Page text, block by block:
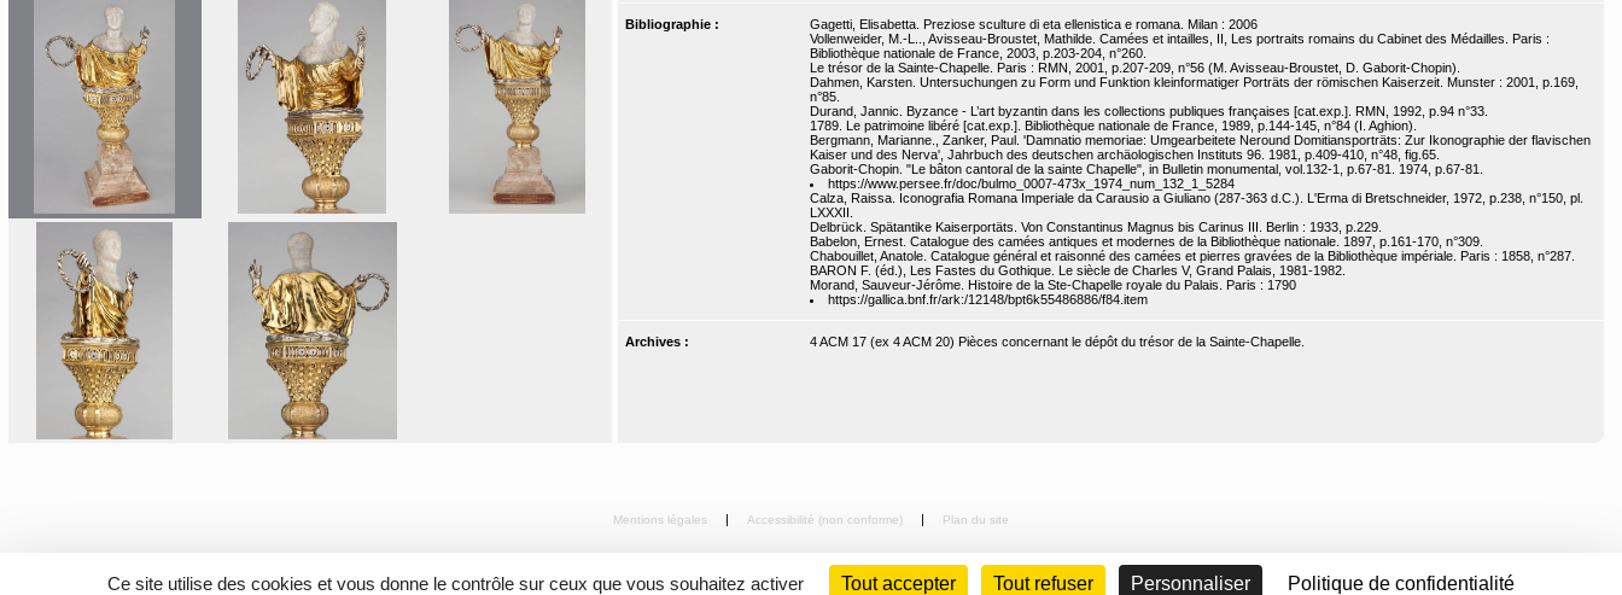
Bibliographie :
Gagetti, Elisabetta. Preziose sculture di eta ellenistica e romana. Milan : 2006
Vollenweider, M.-L.., Avisseau-Broustet, Mathilde. Camées et intailles, II, Les portraits romains du Cabinet des Médailles. Paris :
Bibliothèque nationale de France, 2003, p.203-204, n°260.
Le trésor de la Sainte-Chapelle. Paris : RMN, 2001, p.207-209, n°56 (M. Avisseau-Broustet, D. Gaborit-Chopin).
Dahmen, Karsten. Untersuchungen zu Form und Funktion kleinformatiger Porträts der römischen Kaiserzeit. Munster : 2001, p.169,
n°85.
Durand, Jannic. Byzance - L’art byzantin dans les collections publiques françaises [cat.exp.]. RMN, 1992, p.94 n°33.
1789. Le patrimoine libéré [cat.exp.]. Bibliothèque nationale de France, 1989, p.144-145, n°84 (I. Aghion).
Bergmann, Marianne., Zanker, Paul. 'Damnatio memoriae: Umgearbeitete Neround Domitiansporträts: Zur Ikonographie der flavischen
Kaiser und des Nerva', Jahrbuch des deutschen archäologischen Instituts 96. 1981, p.409-410, n°48, fig.65.
Gaborit-Chopin. "Le bâton cantoral de la sainte Chapelle", in Bulletin monumental, vol.132-1, p.67-81. 1974, p.67-81.
https://www.persee.fr/doc/bulmo_0007-473x_1974_num_132_1_5284
Calza, Raissa. Iconografia Romana Imperiale da Carausio a Giuliano (287-363 d.C.). L'Erma di Bretschneider, 1972, p.238, n°150, pl.
LXXXII.
Delbrück. Spätantike Kaiserportäts. Von Constantinus Magnus bis Carinus III. Berlin : 1933, p.229.
Babelon, Ernest. Catalogue des camées antiques et modernes de la Bibliothèque nationale. 1897, p.161-170, n°309.
Chabouillet, Anatole. Catalogue général et raisonné des camées et pierres gravées de la Bibliothèque impériale. Paris : 1858, n°287.
BARON F. (éd.), Les Fastes du Gothique. Le siècle de Charles V, Grand Palais, 1981-1982.
Morand, Sauveur-Jérôme. Histoire de la Ste-Chapelle royale du Palais. Paris : 1790
https://gallica.bnf.fr/ark:/12148/bpt6k55486886/f84.item
Archives : 4 ACM 17 (ex 4 ACM 20) Pièces concernant le dépôt du trésor de la Sainte-Chapelle.
Mentions légales Accessibilité (non conforme) Plan du site
Ce site utilise des cookies et vous donne le contrôle sur ceux que vous souhaitez activer Tout accepter Tout refuser Personnaliser Politique de confidentialité